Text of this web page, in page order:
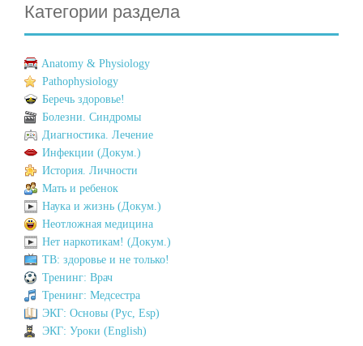
Категории раздела
Anatomy & Physiology
Pathophysiology
Беречь здоровье!
Болезни. Синдромы
Диагностика. Лечение
Инфекции (Докум.)
История. Личности
Мать и ребенок
Наука и жизнь (Докум.)
Неотложная медицина
Нет наркотикам! (Докум.)
ТВ: здоровье и не только!
Тренинг: Врач
Тренинг: Медсестра
ЭКГ: Основы (Рус, Esp)
ЭКГ: Уроки (English)